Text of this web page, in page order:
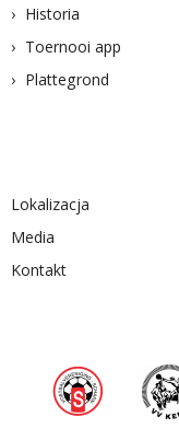
Historia
Toernooi app
Plattegrond
Lokalizacja
Media
Kontakt